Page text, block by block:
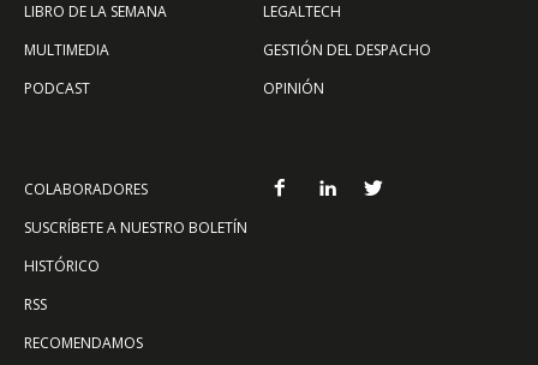
LIBRO DE LA SEMANA
MULTIMEDIA
PODCAST
LEGALTECH
GESTIÓN DEL DESPACHO
OPINIÓN
COLABORADORES
SUSCRÍBETE A NUESTRO BOLETÍN
HISTÓRICO
RSS
RECOMENDAMOS